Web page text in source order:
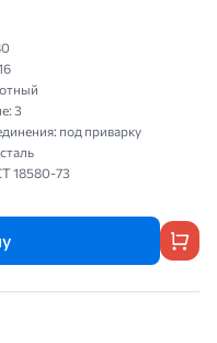
3
под приварку
18580-73